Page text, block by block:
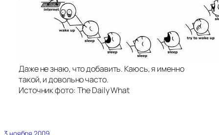
Даже не знаю, что добавить. Каюсь, я именно
такой, и довольно часто.
Источник фото: The Daily What